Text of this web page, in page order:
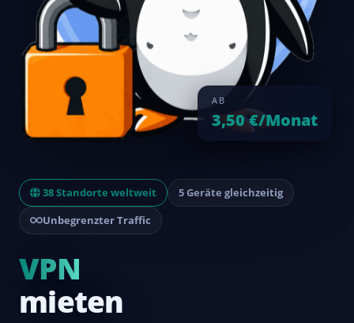
38 Standorte weltweit
5 Geräte gleichzeitig
Unbegrenzter Traffic
VPN
mieten
AB
3,50 €/Monat